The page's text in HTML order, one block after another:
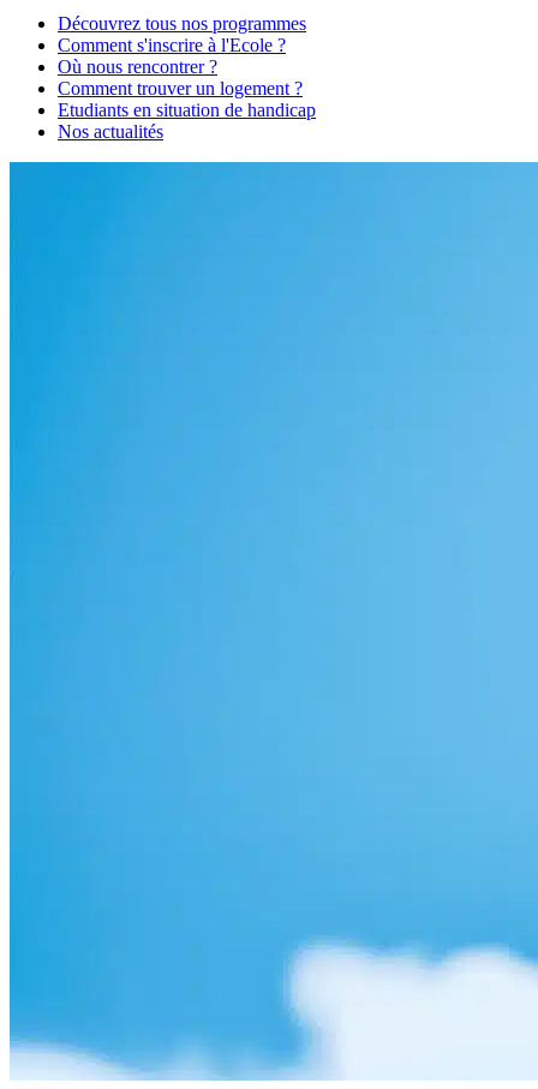
Découvrez tous nos programmes
Comment s'inscrire à l'Ecole ?
Où nous rencontrer ?
Comment trouver un logement ?
Etudiants en situation de handicap
Nos actualités